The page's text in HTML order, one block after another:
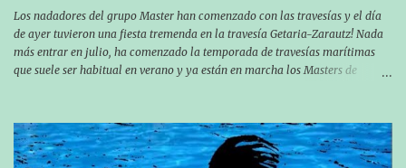
Los nadadores del grupo Master han comenzado con las travesías y el día
de ayer tuvieron una fiesta tremenda en la travesía Getaria-Zarautz! Nada
más entrar en julio, ha comenzado la temporada de travesías marítimas
que suele ser habitual en verano y ya están en marcha los Masters de
próxima cita. Para empezar, el 13 de julio, Manu Santos participó en la
XXXVIII. Travesía a nado de Ondarroa y recorrió una distancia de 1600
metros en 28 minutos y 30 segundos. Al día siguiente, Manu Santos y su